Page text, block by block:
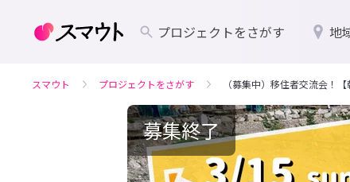
プロジェクトをさがす 地
スマウト プロジェクトをさがす （募集中）移住者交流会！
募集終了